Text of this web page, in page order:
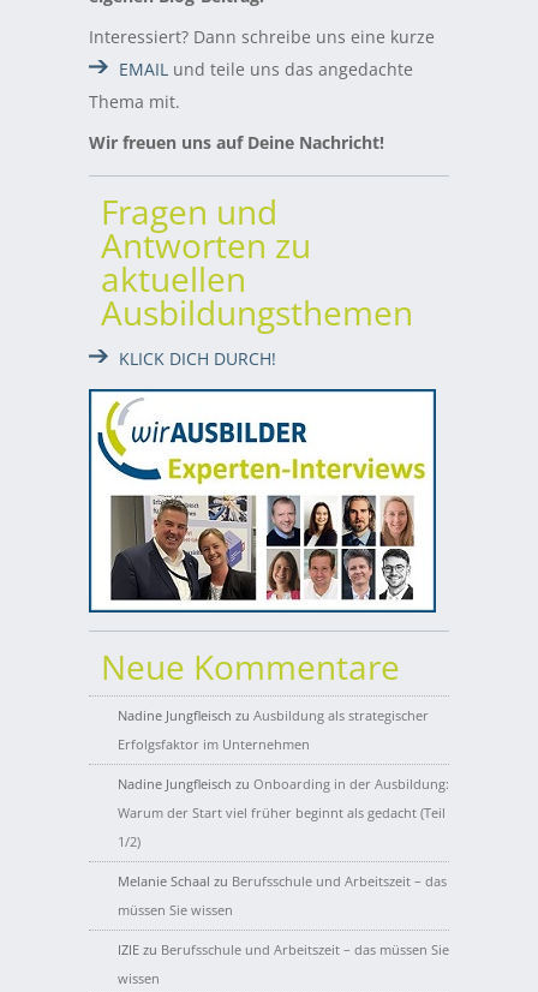
Interessiert? Dann schreibe uns eine kurze
EMAIL und teile uns das angedachte
Thema mit.
Wir freuen uns auf Deine Nachricht!
Fragen und
Antworten zu
aktuellen
Ausbildungsthemen
KLICK DICH DURCH!
Neue Kommentare
Nadine Jungfleisch zu Ausbildung als strategischer
Erfolgsfaktor im Unternehmen
Nadine Jungfleisch zu Onboarding in der Ausbildung:
Warum der Start viel früher beginnt als gedacht (Teil
1/2)
Melanie Schaal zu Berufsschule und Arbeitszeit – das
müssen Sie wissen
IZIE zu Berufsschule und Arbeitszeit – das müssen Sie
wissen